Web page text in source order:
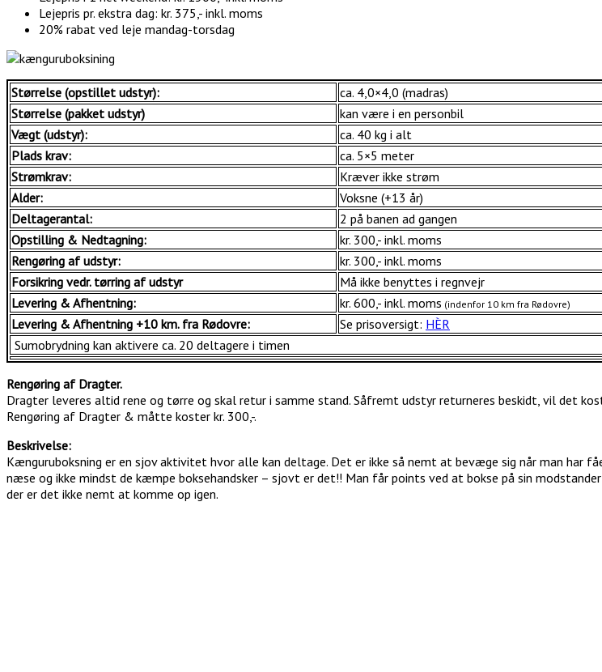
Lejepris pr. ekstra dag: kr. 375,- inkl. moms
20% rabat ved leje mandag-torsdag
Størrelse (opstillet udstyr):
ca. 4,0×4,0 (madras)
Størrelse (pakket udstyr)
kan være i en personbil
Vægt (udstyr):
ca. 40 kg i alt
Plads krav:
ca. 5×5 meter
Strømkrav:
Kræver ikke strøm
Alder:
Voksne (+13 år)
Deltagerantal:
2 på banen ad gangen
Opstilling & Nedtagning:
kr. 300,- inkl. moms
Rengøring af udstyr:
kr. 300,- inkl. moms
Forsikring vedr. tørring af udstyr
Må ikke benyttes i regnvejr
Levering & Afhentning:
kr. 600,- inkl. moms (indenfor 10 km fra Rødovre)
Levering & Afhentning +10 km. fra Rødovre: Se prisoversigt: HÈR
Sumobrydning kan aktivere ca. 20 deltagere i timen
Rengøring af Dragter.
Dragter leveres altid rene og tørre og skal retur i samme stand. Såfremt udstyr returneres beskidt, vil det
Rengøring af Dragter & måtte koster kr. 300,-.
Beskrivelse:
Kænguruboksning er en sjov aktivitet hvor alle kan deltage. Det er ikke så nemt at bevæge sig når man har
næse og ikke mindst de kæmpe boksehandsker – sjovt er det!! Man får points ved at bokse på sin
der er det ikke nemt at komme op igen.